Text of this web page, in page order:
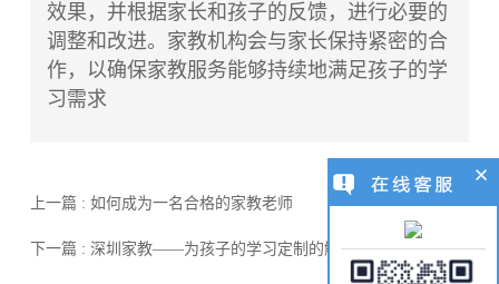
效果，并根据家长和孩子的反馈，进行必要的
调整和改进。家教机构会与家长保持紧密的合
作，以确保家教服务能够持续地满足孩子的学
习需求
上一篇 : 如何成为一名合格的家教老师
下一篇 : 深圳家教——为孩子的学习定制的解决方案